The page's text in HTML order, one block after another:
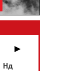
▶
Нд